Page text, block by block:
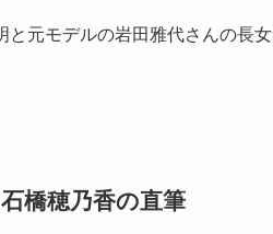
と元モデルの岩田雅代さんの長女
橋穂乃香の直筆